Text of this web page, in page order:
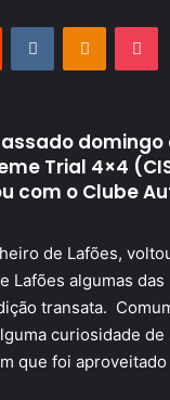
Reddit VKontakte
Trial 4×4
com o Clube
de Lafões,
Lafões algumas
transata.
curiosidade
que foi